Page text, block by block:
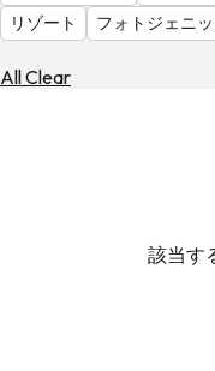
リゾート
フォトジェニ
All Clear
該当す